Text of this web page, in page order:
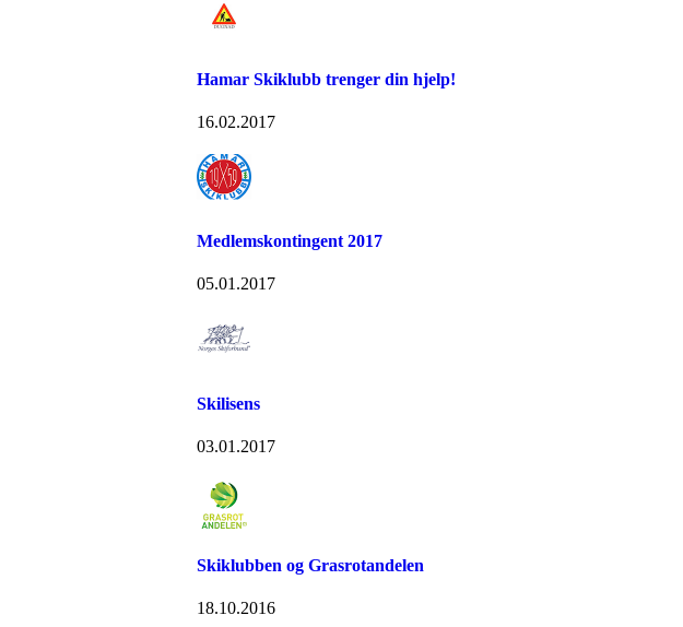
Hamar Skiklubb trenger din hjelp!
16.02.2017
Medlemskontingent 2017
05.01.2017
Skilisens
03.01.2017
Skiklubben og Grasrotandelen
18.10.2016